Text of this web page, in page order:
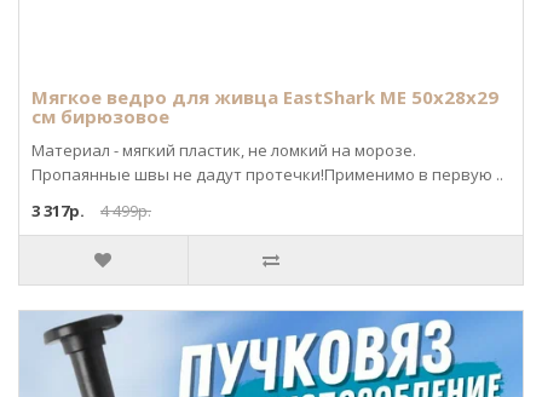
Мягкое ведро для живца EastShark ME 50х28х29
см бирюзовое
Материал - мягкий пластик, не ломкий на морозе.
Пропаянные швы не дадут протечки!Применимо в первую ..
3 317р.
4 499р.